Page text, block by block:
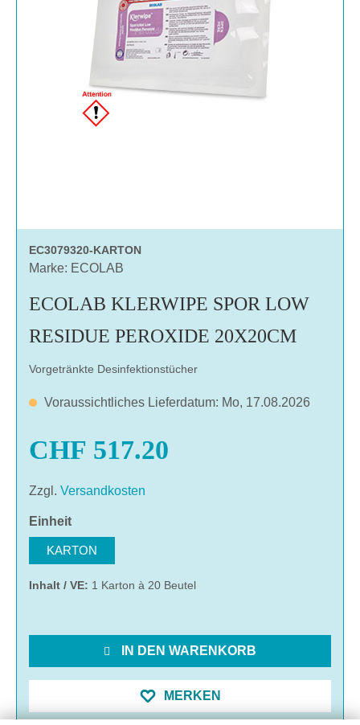
EC3079320-KARTON
Marke: ECOLAB
ECOLAB KLERWIPE SPOR LOW
RESIDUE PEROXIDE 20X20CM
Vorgetränkte Desinfektionstücher
Voraussichtliches Lieferdatum: Mo, 17.08.2026
CHF 517.20
Zzgl. Versandkosten
Einheitauswählen
KARTON
Inhalt / VE: 1 Karton à 20 Beutel
IN DEN WARENKORB
MERKEN